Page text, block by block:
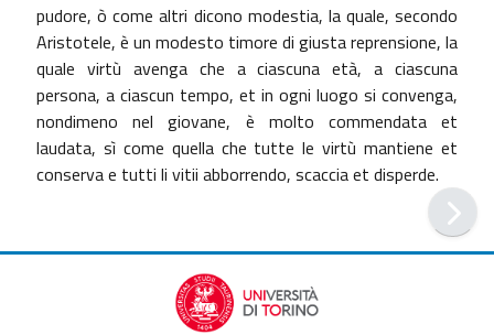
pudore, ò come altri dicono modestia, la quale, secondo
Aristotele, è un modesto timore di giusta reprensione, la
quale virtù avenga che a ciascuna età, a ciascuna
persona, a ciascun tempo, et in ogni luogo si convenga,
nondimeno nel giovane, è molto commendata et
laudata, sì come quella che tutte le virtù mantiene et
conserva e tutti li vitii abborrendo, scaccia et disperde.